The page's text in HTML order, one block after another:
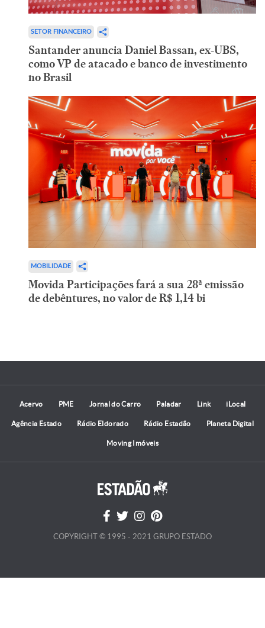
SETOR FINANCEIRO
Santander anuncia Daniel Bassan, ex-UBS,
como VP de atacado e banco de investimento
no Brasil
MOBILIDADE
Movida Participações fará a sua 28ª emissão
de debêntures, no valor de R$ 1,14 bi
Acervo PME Jornal do Carro Paladar Link iLocal
Agência Estado Rádio Eldorado Rádio Estadão Planeta Digital
Moving Imóveis
COPYRIGHT © 1995 - 2021 GRUPO ESTADO